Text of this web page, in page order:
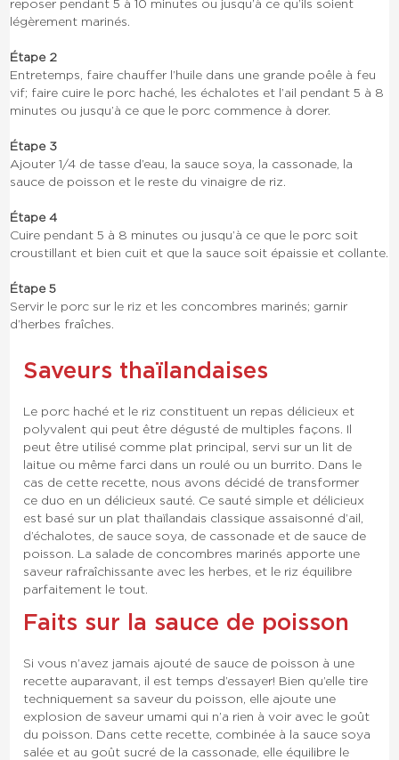
reposer pendant 5 à 10 minutes ou jusqu’à ce qu’ils soient
légèrement marinés.
Étape 2
Entretemps, faire chauffer l’huile dans une grande poêle à feu
vif; faire cuire le porc haché, les échalotes et l’ail pendant 5 à 8
minutes ou jusqu’à ce que le porc commence à dorer.
Étape 3
Ajouter 1/4 de tasse d’eau, la sauce soya, la cassonade, la
sauce de poisson et le reste du vinaigre de riz.
Étape 4
Cuire pendant 5 à 8 minutes ou jusqu’à ce que le porc soit
croustillant et bien cuit et que la sauce soit épaissie et collante.
Étape 5
Servir le porc sur le riz et les concombres marinés; garnir
d’herbes fraîches.
Saveurs thaïlandaises
Le porc haché et le riz constituent un repas délicieux et
polyvalent qui peut être dégusté de multiples façons. Il
peut être utilisé comme plat principal, servi sur un lit de
laitue ou même farci dans un roulé ou un burrito. Dans le
cas de cette recette, nous avons décidé de transformer
ce duo en un délicieux sauté. Ce sauté simple et délicieux
est basé sur un plat thaïlandais classique assaisonné d’ail,
d’échalotes, de sauce soya, de cassonade et de sauce de
poisson. La salade de concombres marinés apporte une
saveur rafraîchissante avec les herbes, et le riz équilibre
parfaitement le tout.
Faits sur la sauce de poisson
Si vous n’avez jamais ajouté de sauce de poisson à une
recette auparavant, il est temps d’essayer! Bien qu’elle tire
techniquement sa saveur du poisson, elle ajoute une
explosion de saveur umami qui n’a rien à voir avec le goût
du poisson. Dans cette recette, combinée à la sauce soya
salée et au goût sucré de la cassonade, elle équilibre le